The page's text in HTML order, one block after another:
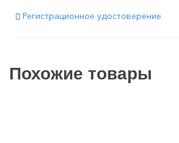
Регистрационное удостоверение
Похожие товары